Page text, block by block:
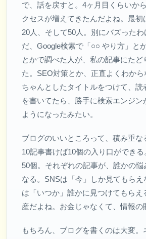
で、話を戻すと。4ヶ月目くらいか
クセスが増えてきたんだよね。最初
20人、そして50人。別にバズった
だ、Google検索で「○○ やり方」と
とかで調べた人が、私の記事にたど
た。SEO対策とか、正直よくわから
ちゃんとしたタイトルをつけて、読
を書いてたら、勝手に検索エンジン
ようになったみたい。
ブログのいいところって、積み重な
10記事書けば10個の入り口ができ
50個。それぞれの記事が、誰かの悩
なる。SNSは「今」しか見てもら
は「いつか」誰かに見つけてもらえ
産だよね。お金じゃなくて、情報の
もちろん、ブログを書くのは大変